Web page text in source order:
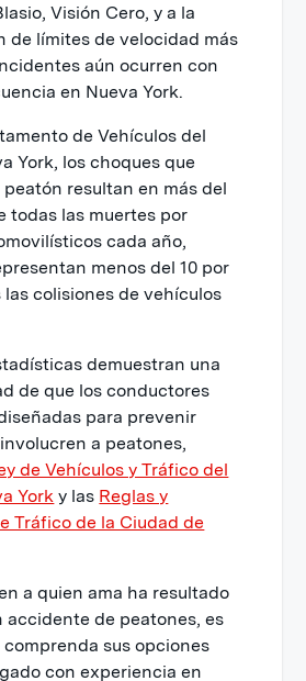
Visión Cero, y a la
de límites de velocidad más
aún ocurren con
en Nueva York.
de Vehículos del
York, los choques que
resultan en más del
todas las muertes por
cada año,
menos del 10 por
colisiones de vehículos
demuestran una
de que los conductores
para prevenir
a peatones,
de Vehículos y Tráfico del
York y las Reglas y
Tráfico de la Ciudad de
a quien ama ha resultado
accidente de peatones, es
sus opciones
con experiencia en